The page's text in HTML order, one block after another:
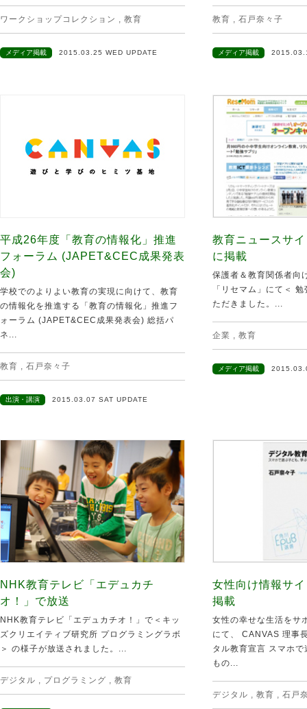
ワークショップコレクション , 教育
メディア掲載 2015.03.25 WED UPDATE
教育 , 石戸奈々子
メディア掲載
平成26年度「教育の情報化」推進
フォーラム (JAPET&CEC成果発表
会)
学校でのよりよい教育の実現に向けて、教育
の情報化を推進する「教育の情報化」推進フ
ォーラム (JAPET&CEC成果発表会) 総括パ
ネ...
教育 , 石戸奈々子
出演・講演 2015.03.07 SAT UPDATE
教育ニュースサ
に掲載
保護者＆教育関係者向
「リセマム」にて＜
ただきました。...
企業 , 教育
メディア掲載
NHK教育テレビ「エデュカチ
オ！」で放送
NHK教育テレビ「エデュカチオ！」で＜キッ
ズクリエイティブ研究所 プログラミングラボ
＞ の様子が放送されました。...
デジタル , プログラミング , 教育
女性向け情報サ
掲載
女性の幸せな生活をサ
にて、 CANVAS 理事
タル教育宣言 スマホ
もの...
デジタル , 教育 , 石戸